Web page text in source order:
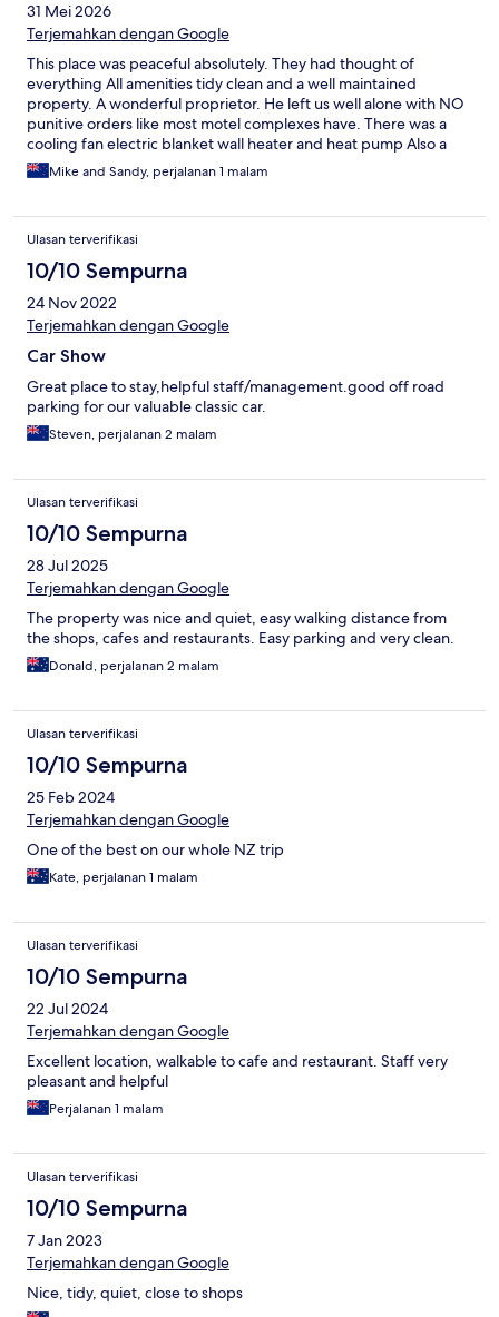
31 Mei 2026
Terjemahkan dengan Google
This place was peaceful absolutely. They had thought of
everything All amenities tidy clean and a well maintained
property. A wonderful proprietor. He left us well alone with NO
punitive orders like most motel complexes have. There was a
cooling fan electric blanket wall heater and heat pump Also a
bathroom heater and fan. The shower was excellent Thanku for
a relaxing restful peaceful and most pleasant stay. ( We hope to
Mike and Sandy, perjalanan 1 malam
Ulasan terverifikasi
10/10 Sempurna
24 Nov 2022
Terjemahkan dengan Google
Car Show
Great place to stay,helpful staff/management.good off road
parking for our valuable classic car.
Steven, perjalanan 2 malam
Ulasan terverifikasi
10/10 Sempurna
28 Jul 2025
Terjemahkan dengan Google
The property was nice and quiet, easy walking distance from
the shops, cafes and restaurants. Easy parking and very clean.
Donald, perjalanan 2 malam
Ulasan terverifikasi
10/10 Sempurna
25 Feb 2024
Terjemahkan dengan Google
One of the best on our whole NZ trip
Kate, perjalanan 1 malam
Ulasan terverifikasi
10/10 Sempurna
22 Jul 2024
Terjemahkan dengan Google
Excellent location, walkable to cafe and restaurant. Staff very
pleasant and helpful
Perjalanan 1 malam
Ulasan terverifikasi
10/10 Sempurna
7 Jan 2023
Terjemahkan dengan Google
Nice, tidy, quiet, close to shops